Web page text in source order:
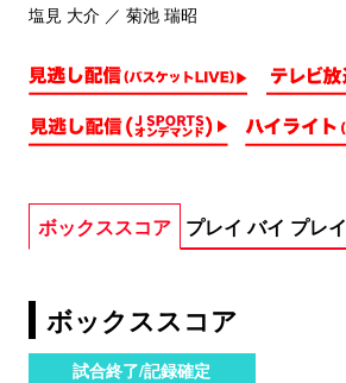
塩見 大介 ／ 菊池 瑞昭
ボックススコア プレイ バイ プレイ
ボックススコア
試合終了/記録確定